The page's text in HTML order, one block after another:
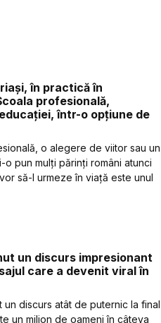
în practică în
profesională,
într-o opțiune de
o alegere de viitor sau un
pun mulți părinți români atunci
să-l urmeze în viață este unul
un discurs impresionant
care a devenit viral în
discurs atât de puternic la final
un milion de oameni în câteva